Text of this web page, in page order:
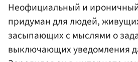
Неофициальный и
придуман для людей,
засыпающих с мыслями о
выключающих уведомления